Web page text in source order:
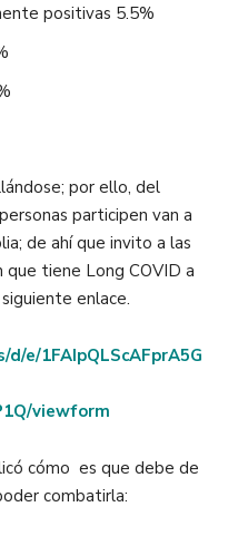
positivas 5.5%
por ello, del
participen van a
de ahí que invito a las
que tiene Long COVID a
enlace.
e/1FAIpQLScAFprA5G
viewform
cómo es que debe de
combatirla: